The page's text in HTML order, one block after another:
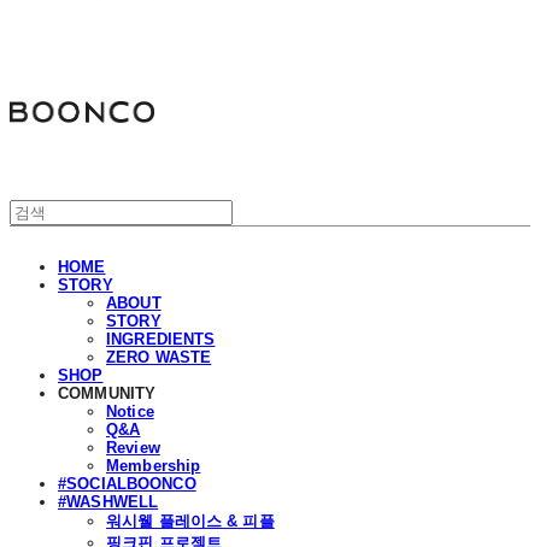
HOME
STORY
ABOUT
STORY
INGREDIENTS
ZERO WASTE
SHOP
COMMUNITY
Notice
Q&A
Review
Membership
#SOCIALBOONCO
#WASHWELL
워시웰 플레이스 & 피플
핑크핀 프로젝트